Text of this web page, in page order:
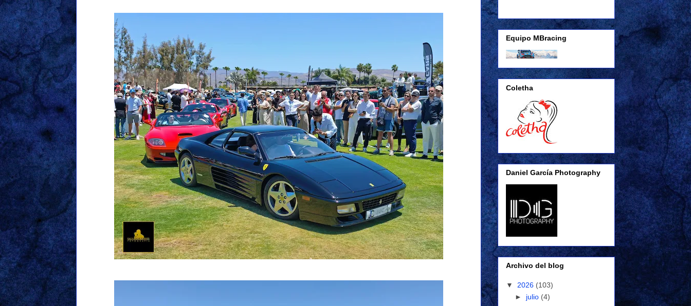
Equipo MBracing
Coletha
Daniel García Photography
Archivo del blog
▼ 2026 (103)
► julio (4)